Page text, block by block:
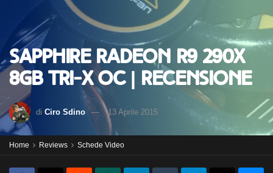
Sapphire Radeon R9 290X
8GB Tri-X OC | Recensione
di Ciro Sdino 13 Aprile 2015
Home Reviews Schede Video